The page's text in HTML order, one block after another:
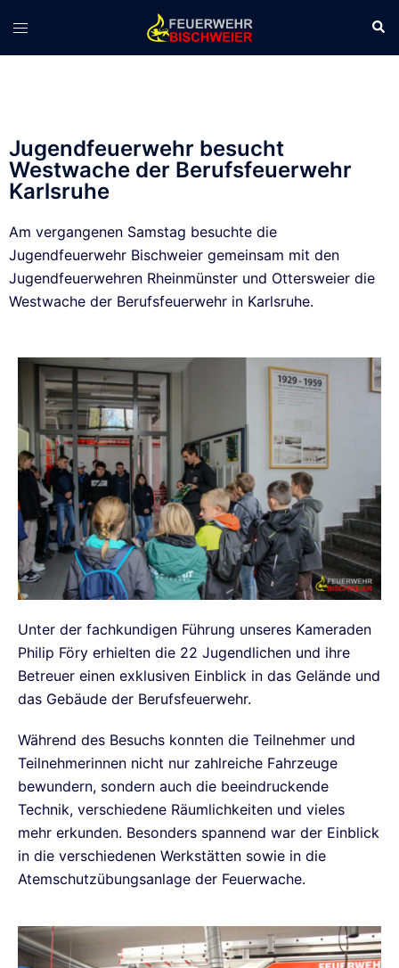
Jugendfeuerwehr besucht
Westwache der Berufsfeuerwehr
Karlsruhe
Am vergangenen Samstag besuchte die
Jugendfeuerwehr Bischweier gemeinsam mit den
Jugendfeuerwehren Rheinmünster und Ottersweier die
Westwache der Berufsfeuerwehr in Karlsruhe.
Unter der fachkundigen Führung unseres Kameraden
Philip Föry erhielten die 22 Jugendlichen und ihre
Betreuer einen exklusiven Einblick in das Gelände und
das Gebäude der Berufsfeuerwehr.
Während des Besuchs konnten die Teilnehmer und
Teilnehmerinnen nicht nur zahlreiche Fahrzeuge
bewundern, sondern auch die beeindruckende
Technik, verschiedene Räumlichkeiten und vieles
mehr erkunden. Besonders spannend war der Einblick
in die verschiedenen Werkstätten sowie in die
Atemschutzübungsanlage der Feuerwache.